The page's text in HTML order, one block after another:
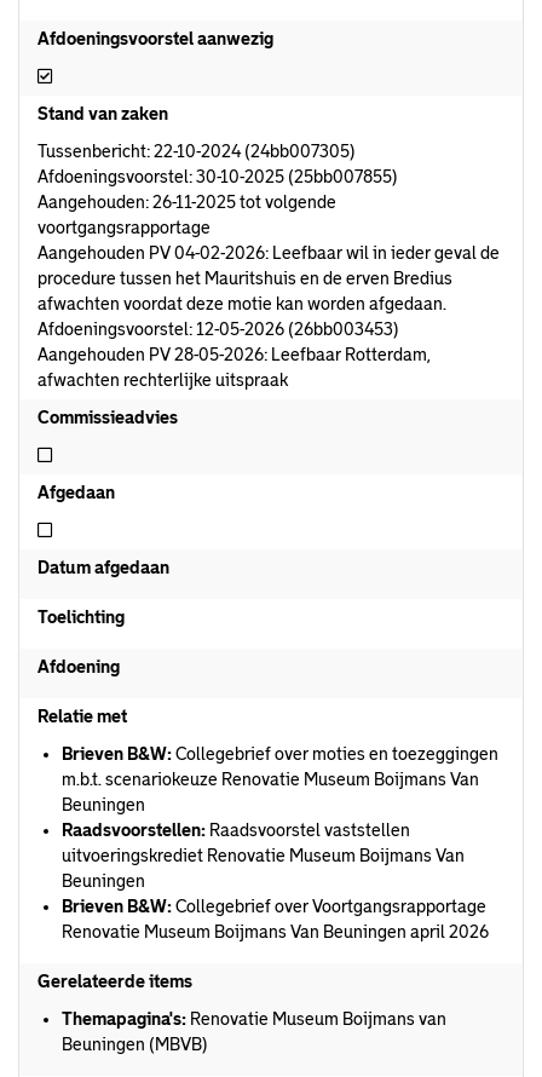
Afdoeningsvoorstel aanwezig
Afdoeningsvoorstel aanwezig
Stand van zaken
Tussenbericht: 22-10-2024 (24bb007305)
Afdoeningsvoorstel: 30-10-2025 (25bb007855)
Aangehouden: 26-11-2025 tot volgende
voortgangsrapportage
Aangehouden PV 04-02-2026: Leefbaar wil in ieder geval de
procedure tussen het Mauritshuis en de erven Bredius
afwachten voordat deze motie kan worden afgedaan.
Afdoeningsvoorstel: 12-05-2026 (26bb003453)
Aangehouden PV 28-05-2026: Leefbaar Rotterdam,
afwachten rechterlijke uitspraak
Commissieadvies
Niet commissieadvies
Afgedaan
Niet afgedaan
Datum afgedaan
Toelichting
Afdoening
Relatie met
Brieven B&W:Collegebrief over moties en toezeggingen
m.b.t. scenariokeuze Renovatie Museum Boijmans Van
Beuningen
Raadsvoorstellen: Raadsvoorstel vaststellen
uitvoeringskrediet Renovatie Museum Boijmans Van
Beuningen
Brieven B&W:Collegebrief over Voortgangsrapportage
Renovatie Museum Boijmans Van Beuningen april 2026
Gerelateerde items
Themapagina's: Renovatie Museum Boijmans van
Beuningen (MBVB)